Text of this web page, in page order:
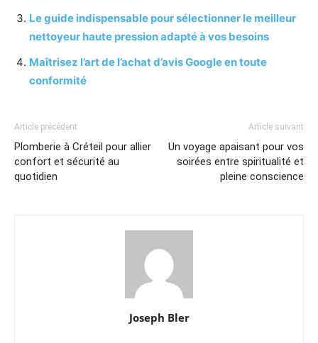
Le guide indispensable pour sélectionner le meilleur
nettoyeur haute pression adapté à vos besoins
Maîtrisez l’art de l’achat d’avis Google en toute
conformité
Article précédent
Plomberie à Créteil pour allier
confort et sécurité au
quotidien
Article suivant
Un voyage apaisant pour vos
soirées entre spiritualité et
pleine conscience
Joseph Bler